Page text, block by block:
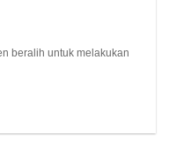
beralih untuk melakukan